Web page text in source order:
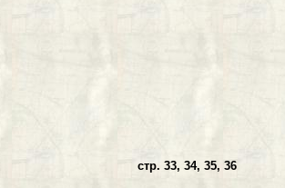
стр. 33, 34, 35, 36